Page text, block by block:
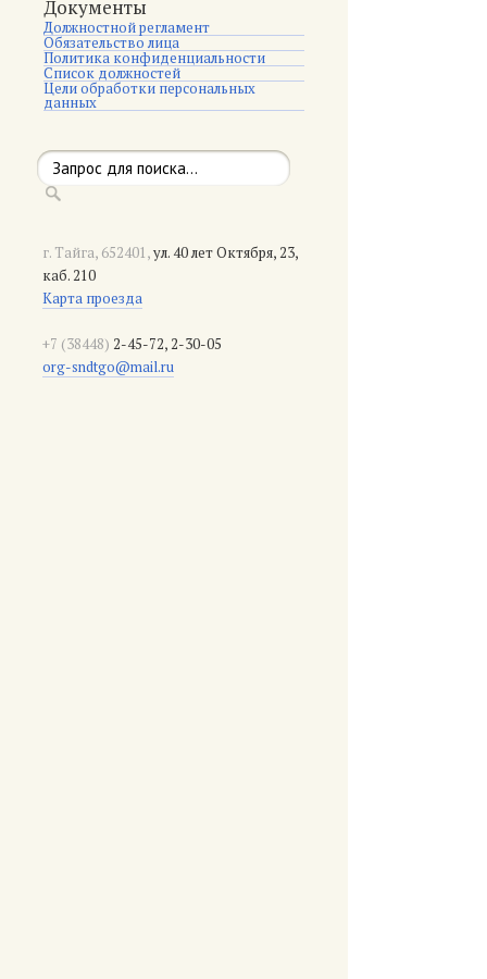
Документы
Должностной регламент
Обязательство лица
Политика конфиденциальности
Список должностей
Цели обработки персональных
данных
г. Тайга, 652401,ул. 40 лет Октября, 23,
каб. 210
Карта проезда
+7 (38448) 2-45-72, 2-30-05
org-sndtgo@mail.ru